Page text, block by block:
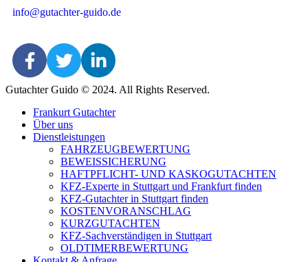
info@gutachter-guido.de
Gutachter Guido © 2024. All Rights Reserved.
Frankurt Gutachter
Über uns
Dienstleistungen
FAHRZEUGBEWERTUNG
BEWEISSICHERUNG
HAFTPFLICHT- UND KASKOGUTACHTEN
KFZ-Experte in Stuttgart und Frankfurt finden
KFZ-Gutachter in Stuttgart finden
KOSTENVORANSCHLAG
KURZGUTACHTEN
KFZ-Sachverständigen in Stuttgart
OLDTIMERBEWERTUNG